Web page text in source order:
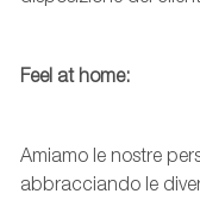
Feel at home:
Amiamo le nostre
abbracciando le